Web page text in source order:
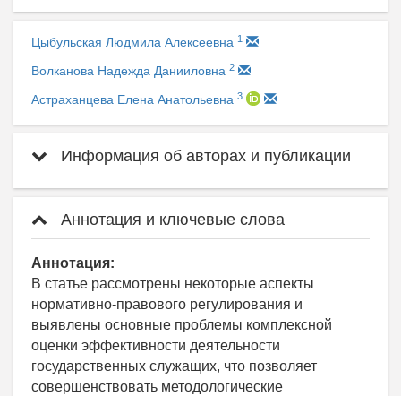
Цыбульская Людмила Алексеевна 1
Волканова Надежда Данииловна 2
Астраханцева Елена Анатольевна 3
Информация об авторах и публикации
Аннотация и ключевые слова
Аннотация:
В статье рассмотрены некоторые аспекты
нормативно-правового регулирования и
выявлены основные проблемы комплексной
оценки эффективности деятельности
государственных служащих, что позволяет
совершенствовать методологические